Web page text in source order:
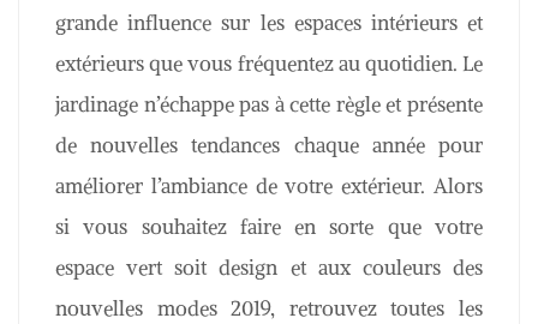
grande influence sur les espaces intérieurs et
extérieurs que vous fréquentez au quotidien. Le
jardinage n’échappe pas à cette règle et présente
de nouvelles tendances chaque année pour
améliorer l’ambiance de votre extérieur. Alors
si vous souhaitez faire en sorte que votre
espace vert soit design et aux couleurs des
nouvelles modes 2019, retrouvez toutes les